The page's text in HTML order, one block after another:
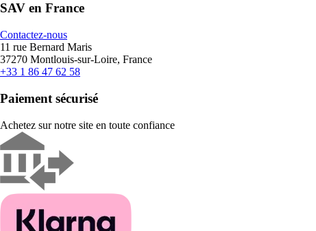
SAV en France
Contactez-nous
11 rue Bernard Maris
37270 Montlouis-sur-Loire, France
+33 1 86 47 62 58
Paiement sécurisé
Achetez sur notre site en toute confiance